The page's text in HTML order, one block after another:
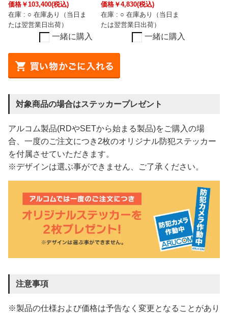
価格￥103,400(税込)
在庫 : ○ 在庫あり（当日ま
たは翌営業日出荷）
一緒に購入
価格￥4,830(税込)
在庫 : ○ 在庫あり（当日ま
たは翌営業日出荷）
一緒に購入
対象商品の場合はステッカープレゼント
アルコム製品(RDやSETから始まる製品)をご購入の場
合、一度のご注文につき2枚のオリジナル防犯ステッカー
を付属させていただきます。
※デザインは選ぶ事ができません、ご了承ください。
注意事項
※製品の仕様および価格は予告なく変更となることがあり